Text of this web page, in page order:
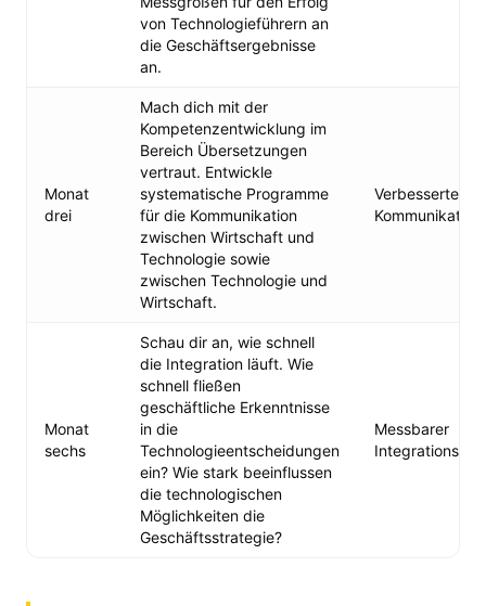
von Technologieführern an
die Geschäftsergebnisse
an.
Monat
drei
Mach dich mit der
Kompetenzentwicklung im
Bereich Übersetzungen
vertraut. Entwickle
systematische Programme
für die Kommunikation
zwischen Wirtschaft und
Technologie sowie
zwischen Technologie und
Wirtschaft.
Verbesserte
Monat
sechs
Schau dir an, wie schnell
die Integration läuft. Wie
schnell fließen
geschäftliche Erkenntnisse
in die
Technologieentscheidungen
ein? Wie stark beeinflussen
die technologischen
Möglichkeiten die
Geschäftsstrategie?
Messbarer